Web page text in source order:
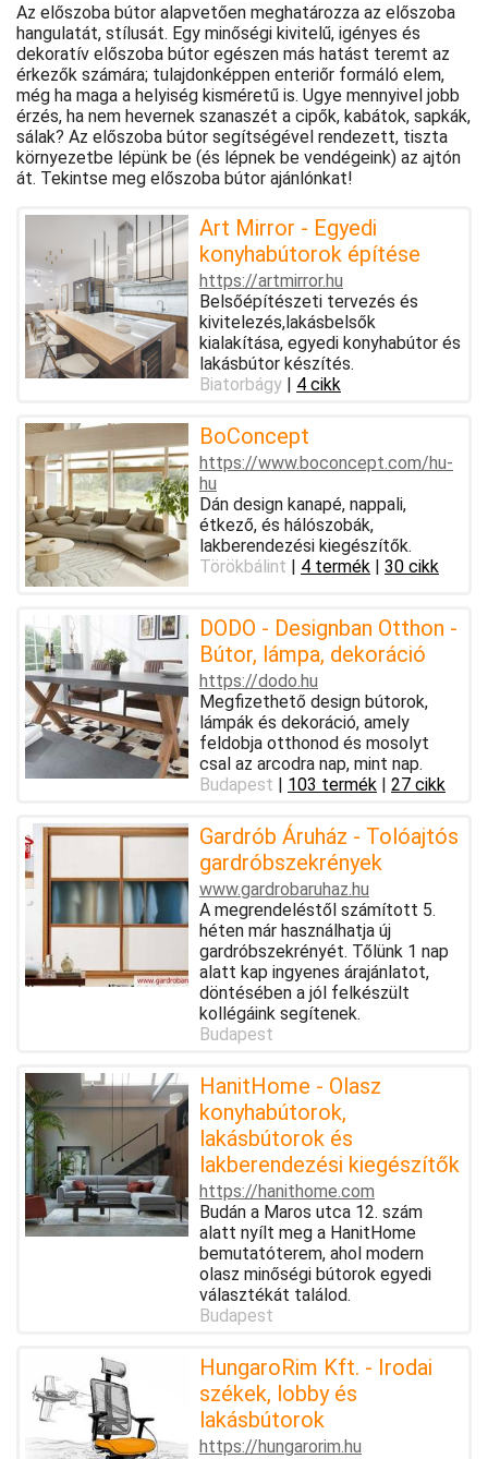
Az előszoba bútor alapvetően meghatározza az előszoba
hangulatát, stílusát. Egy minőségi kivitelű, igényes és
dekoratív előszoba bútor egészen más hatást teremt az
érkezők számára; tulajdonképpen enteriőr formáló elem,
még ha maga a helyiség kisméretű is. Ugye mennyivel jobb
érzés, ha nem hevernek szanaszét a cipők, kabátok, sapkák,
sálak? Az előszoba bútor segítségével rendezett, tiszta
környezetbe lépünk be (és lépnek be vendégeink) az ajtón
át. Tekintse meg előszoba bútor ajánlónkat!
Art Mirror - Egyedi
konyhabútorok építése
https://artmirror.hu
Belsőépítészeti tervezés és
kivitelezés,lakásbelsők
kialakítása, egyedi konyhabútor és
lakásbútor készítés.
Biatorbágy | 4 cikk
BoConcept
https://www.boconcept.com/hu-
hu
Dán design kanapé, nappali,
étkező, és hálószobák,
lakberendezési kiegészítők.
Törökbálint | 4 termék | 30 cikk
DODO - Designban Otthon -
Bútor, lámpa, dekoráció
https://dodo.hu
Megfizethető design bútorok,
lámpák és dekoráció, amely
feldobja otthonod és mosolyt
csal az arcodra nap, mint nap.
Budapest | 103 termék | 27 cikk
Gardrób Áruház - Tolóajtós
gardróbszekrények
www.gardrobaruhaz.hu
A megrendeléstől számított 5.
héten már használhatja új
gardróbszekrényét. Tőlünk 1 nap
alatt kap ingyenes árajánlatot,
döntésében a jól felkészült
kollégáink segítenek.
Budapest
HanitHome - Olasz
konyhabútorok,
lakásbútorok és
lakberendezési kiegészítők
https://hanithome.com
Budán a Maros utca 12. szám
alatt nyílt meg a HanitHome
bemutatóterem, ahol modern
olasz minőségi bútorok egyedi
választékát találod.
Budapest
HungaroRim Kft. - Irodai
székek, lobby és
lakásbútorok
https://hungarorim.hu